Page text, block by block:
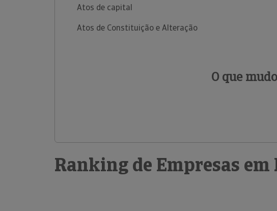
Atos de capital
Atos de Constituição e Alteração
O que
Ranking de Empresas